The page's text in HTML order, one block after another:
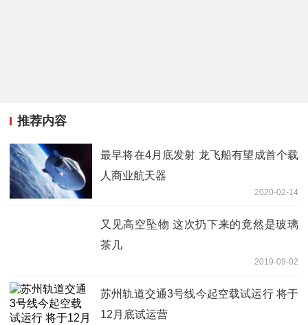
推荐内容
最早将在4月底发射 龙飞船有望成首个载
人商业航天器
2020-02-14
又见高空坠物 这次扔下来的竟然是玻璃
茶几
2019-09-02
苏州轨道交通3号线今起空载试运行 将于
12月底试运营